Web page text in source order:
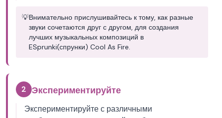
💡Внимательно прислушивайтесь к тому, как разные
звуки сочетаются друг с другом, для создания
лучших музыкальных композиций в
ESprunki(спрунки) Cool As Fire.
2 Экспериментируйте
Экспериментируйте с различными